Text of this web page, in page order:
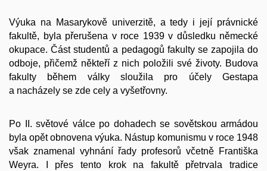
Výuka na Masarykově univerzitě, a tedy i její právnické
fakultě, byla přerušena v roce 1939 v důsledku německé
okupace. Část studentů a pedagogů fakulty se zapojila do
odboje, přičemž někteří z nich položili své životy. Budova
fakulty během války sloužila pro účely Gestapa
a nacházely se zde cely a vyšetřovny.
Po II. světové válce po dohadech se sovětskou armádou
byla opět obnovena výuka. Nástup komunismu v roce 1948
však znamenal vyhnání řady profesorů včetně Františka
Weyra. I přes tento krok na fakultě přetrvala tradice